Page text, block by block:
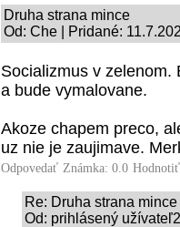
Druha strana mince
Od: Che | Pridané:
Socializmus v zelenom.
a bude vymalovane.
Akoze chapem preco,
uz nie je zaujimave.
Odpovedať Známka: 0.0
Re: Druha strana mince
Od: prihlásený